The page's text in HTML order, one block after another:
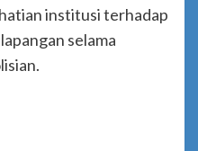
institusi terhadap
selama